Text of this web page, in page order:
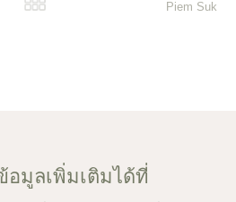
Piem Suk
มูลเพิ่มเติมได้ที่